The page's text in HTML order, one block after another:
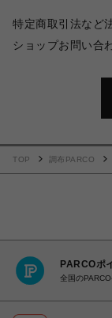
特定商取引法など
ショップお問い合
TOP 調布PARCO
PARCOポ
全国の